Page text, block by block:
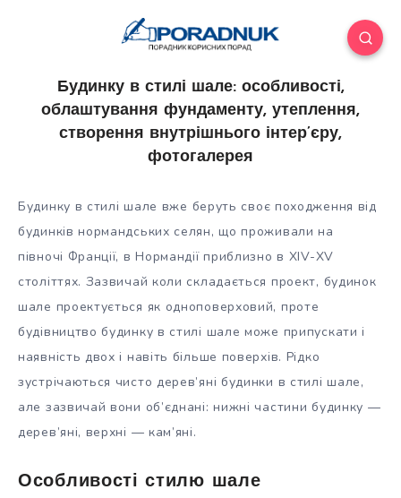
Будинку в стилі шале: особливості,
облаштування фундаменту, утеплення,
створення внутрішнього інтер’єру,
фотогалерея
Будинку в стилі шале вже беруть своє походження від
будинків нормандських селян, що проживали на
півночі Франції, в Нормандії приблизно в XIV-XV
століттях. Зазвичай коли складається проект, будинок
шале проектується як одноповерховий, проте
будівництво будинку в стилі шале може припускати і
наявність двох і навіть більше поверхів. Рідко
зустрічаються чисто дерев’яні будинки в стилі шале,
але зазвичай вони об’єднані: нижні частини будинку —
дерев’яні, верхні — кам’яні.
Особливості стилю шале